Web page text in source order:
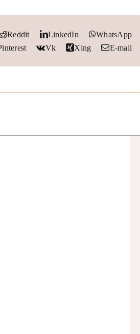
Reddit LinkedIn
WhatsApp
Vk Xing E-mail